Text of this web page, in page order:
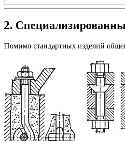
2.
Помимо стандартных изделий